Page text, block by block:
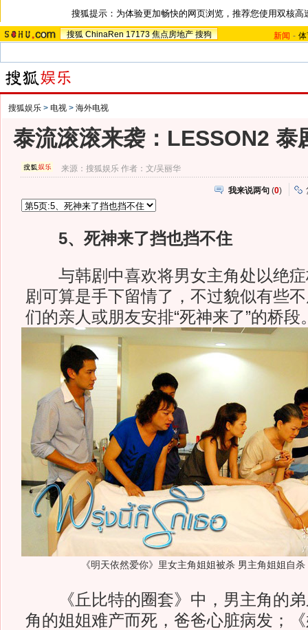
搜狐提示：为体验更加畅快的网页浏览，推荐您使用双核高
搜狐 ChinaRen 17173 焦点房地产 搜狗 新闻 -
搜狐娱乐 > 电视 > 海外电视
泰流滚滚来袭：LESSON2 泰
来源：搜狐娱乐 作者：文/吴丽华
我来说两句 (0)
5、死神来了挡也挡不住
与韩剧中喜欢将男女主角处以绝症
剧可算是手下留情了，不过貌似有些
们的亲人或朋友安排“死神来了”的桥段
《明天依然爱你》里女主角姐姐被杀 男主角姐姐自杀
《丘比特的圈套》中，男主角的弟
角的姐姐难产而死，爸爸心脏病发；